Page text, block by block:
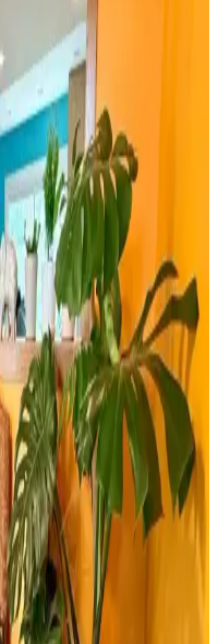
ve estetik
vazgeçilmez
fonksiyonel çözümler sunar.
Evesen ve
ve Farkları
tasarım, dayanıklılık ve
En uygun
Kahve Baharat
ve baharat öğütücüsü
yorumlarıyla en uygun
Dışarıdan Stres
Sokağı Setleri
Dışarıdan stres
temalı setler, kalite ve
dekorasyonunuza yeni bir
8mt 25mm
Ölçüm Aracı
uzunluğu ve 25mm